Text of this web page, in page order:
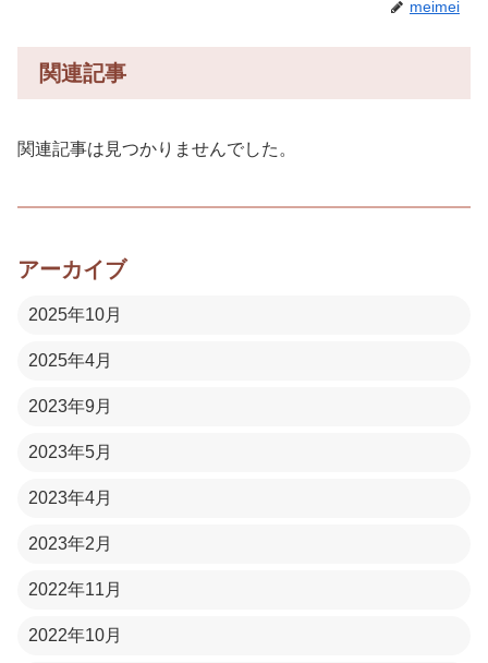
meimei
関連記事
関連記事は見つかりませんでした。
アーカイブ
2025年10月
2025年4月
2023年9月
2023年5月
2023年4月
2023年2月
2022年11月
2022年10月